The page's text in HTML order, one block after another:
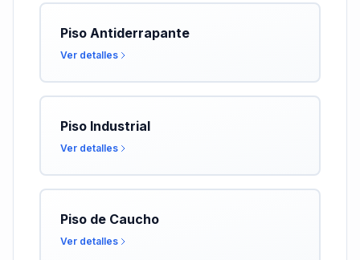
Piso Antiderrapante
Ver detalles
Piso Industrial
Ver detalles
Piso de Caucho
Ver detalles